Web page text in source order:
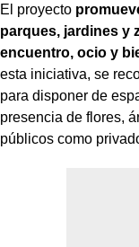
El proyecto
parques, jardines y
encuentro, ocio y
esta iniciativa, se
para disponer de
presencia de flores,
públicos como